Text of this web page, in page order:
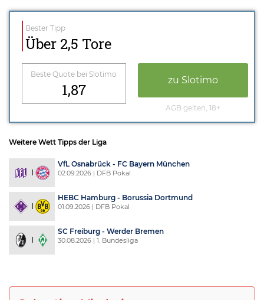
Bester Tipp
Über 2,5 Tore
Beste Quote bei Slotimo
1,87
zu Slotimo
AGB gelten, 18+
Weitere Wett Tipps der Liga
VfL Osnabrück - FC Bayern München
02.09.2026 | DFB Pokal
HEBC Hamburg - Borussia Dortmund
01.09.2026 | DFB Pokal
SC Freiburg - Werder Bremen
30.08.2026 | 1. Bundesliga